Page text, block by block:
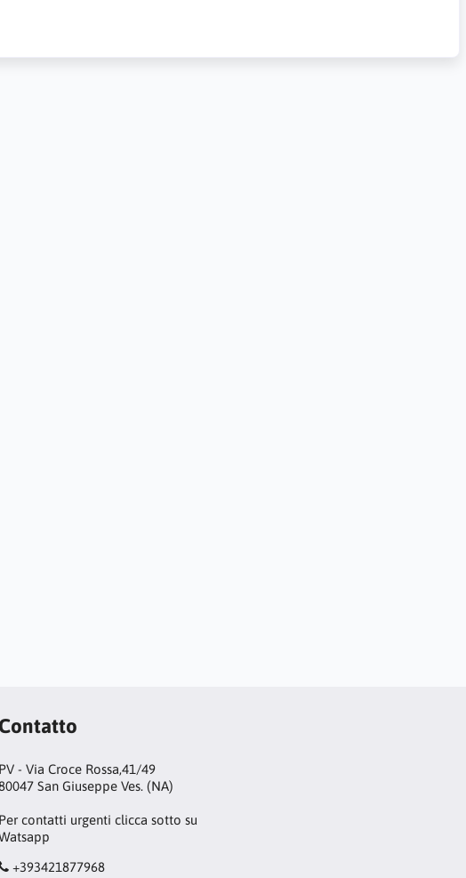
Contatto
PV - Via Croce Rossa,41/49
San Giuseppe Ves. (NA)
Per contatti urgenti clicca sotto su
+393421877968